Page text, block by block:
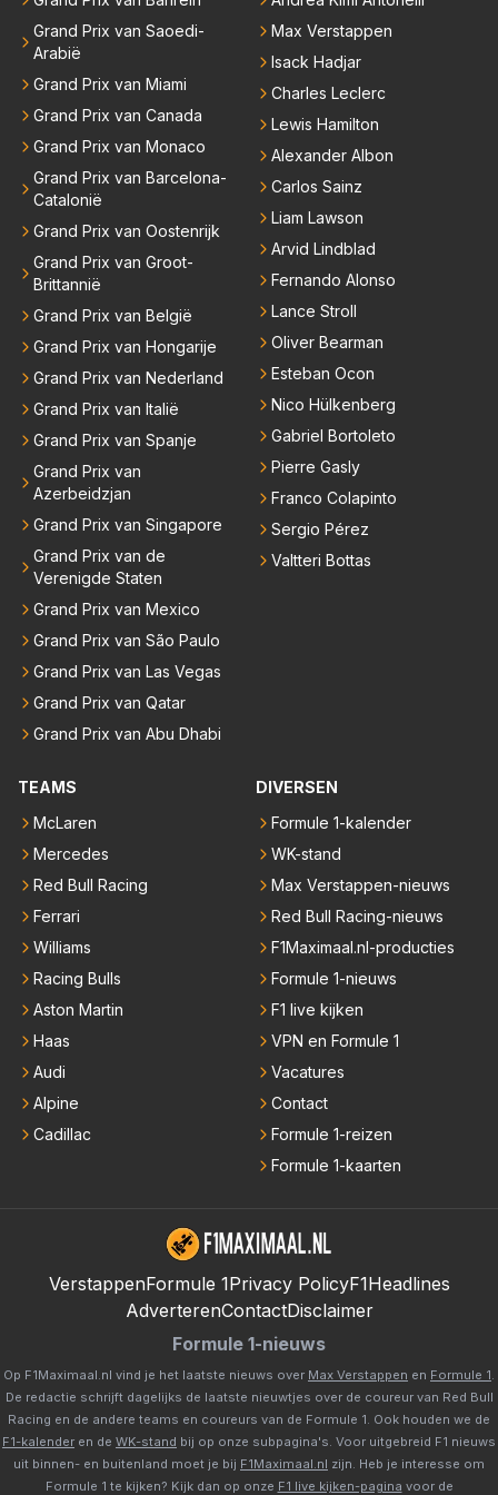
Grand Prix van Saoedi-
Arabië
Grand Prix van Miami
Grand Prix van Canada
Grand Prix van Monaco
Grand Prix van Barcelona-
Catalonië
Grand Prix van Oostenrijk
Grand Prix van Groot-
Brittannië
Grand Prix van België
Grand Prix van Hongarije
Grand Prix van Nederland
Grand Prix van Italië
Grand Prix van Spanje
Grand Prix van
Azerbeidzjan
Grand Prix van Singapore
Grand Prix van de
Verenigde Staten
Grand Prix van Mexico
Grand Prix van São Paulo
Grand Prix van Las Vegas
Grand Prix van Qatar
Grand Prix van Abu Dhabi
Max Verstappen
Isack Hadjar
Charles Leclerc
Lewis Hamilton
Alexander Albon
Carlos Sainz
Liam Lawson
Arvid Lindblad
Fernando Alonso
Lance Stroll
Oliver Bearman
Esteban Ocon
Nico Hülkenberg
Gabriel Bortoleto
Pierre Gasly
Franco Colapinto
Sergio Pérez
Valtteri Bottas
TEAMS
McLaren
Mercedes
Red Bull Racing
Ferrari
Williams
Racing Bulls
Aston Martin
Haas
Audi
Alpine
Cadillac
DIVERSEN
Formule 1-kalender
WK-stand
Max Verstappen-nieuws
Red Bull Racing-nieuws
F1Maximaal.nl-producties
Formule 1-nieuws
F1 live kijken
VPN en Formule 1
Vacatures
Contact
Formule 1-reizen
Formule 1-kaarten
VerstappenFormule 1Privacy PolicyF1Headlines
AdverterenContactDisclaimer
Formule 1-nieuws
Op F1Maximaal.nl vind je het laatste nieuws over Max Verstappen en Formule 1.
De redactie schrijft dagelijks de laatste nieuwtjes over de coureur van Red Bull
Racing en de andere teams en coureurs van de Formule 1. Ook houden we de
F1-kalender en de WK-stand bij op onze subpagina's. Voor uitgebreid F1 nieuws
uit binnen- en buitenland moet je bij F1Maximaal.nl zijn. Heb je interesse om
Formule 1 te kijken? Kijk dan op onze F1 live kijken-pagina voor de